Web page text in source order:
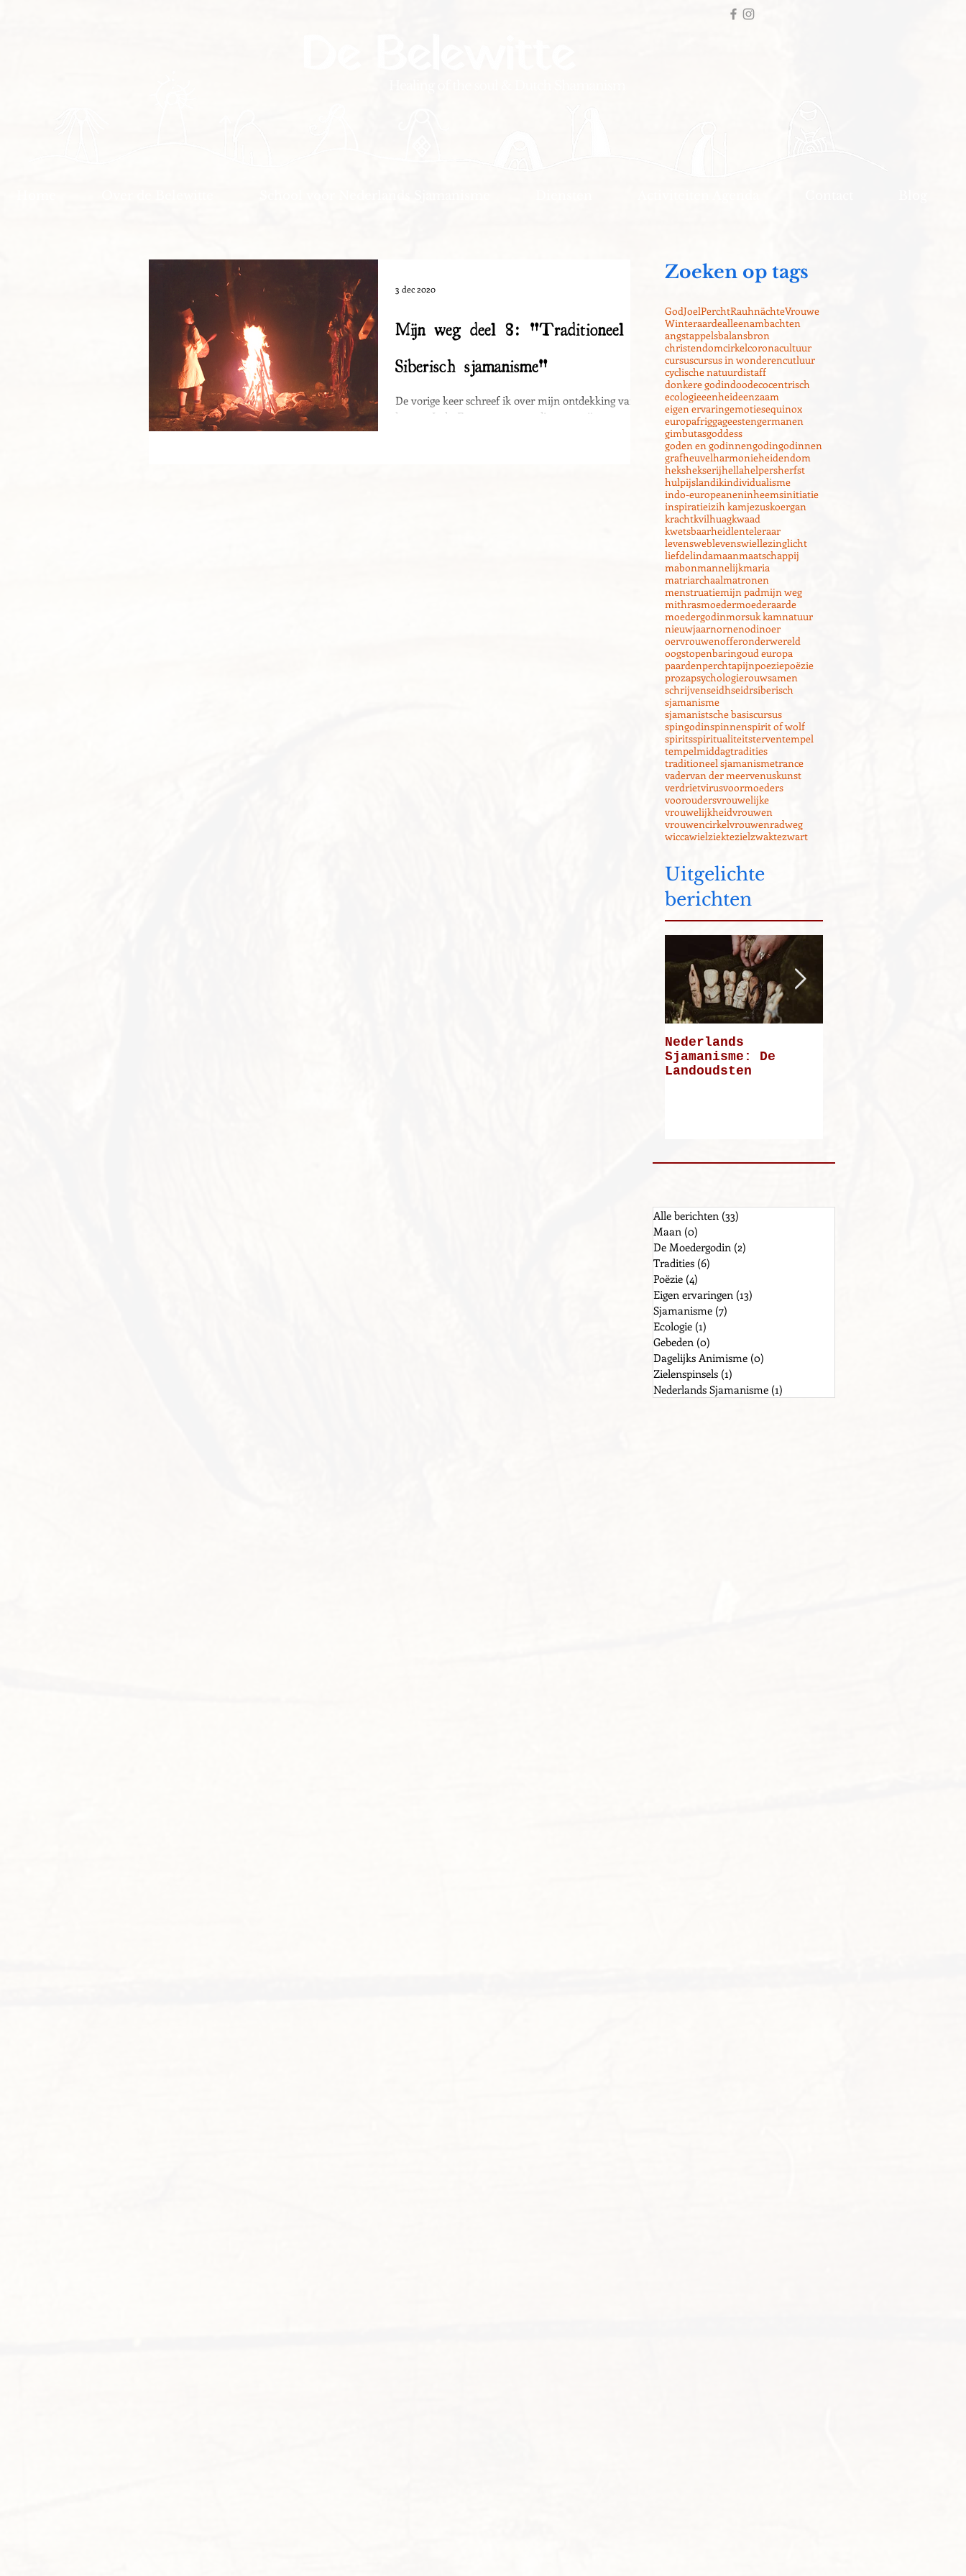
Mijn weg deel 8: "Traditioneel
Siberisch sjamanisme"
De vorige keer schreef ik over mijn ontdekking van
het pre-Indo-Europese en wat dit voor mij op
3 dec 2020
Zoeken op tags
GodJoelPerchtRauhnächteVrouwe
Winteraardealleenambachten
angstappelsbalansbron
christendomcirkelcoronacultuur
cursuscursus in wonderencutluur
cyclische natuurdistaff
donkere godindoodecocentrisch
ecologieeenheideenzaam
eigen ervaringemotiesequinox
europafriggageestengermanen
gimbutasgoddess
goden en godinnengodingodinnen
grafheuvelharmonieheidendom
hekshekserijhellahelpersherfst
hulpijslandikindividualisme
indo-europeaneninheemsinitiatie
inspiratieizih kamjezuskoergan
krachtkvilhuagkwaad
kwetsbaarheidlenteleraar
levensweblevenswiellezinglicht
liefdelindamaanmaatschappij
mabonmannelijkmaria
matriarchaalmatronen
menstruatiemijn padmijn weg
mithrasmoedermoederaarde
moedergodinmorsuk kamnatuur
nieuwjaarnornenodinoer
oervrouwenofferonderwereld
oogstopenbaringoud europa
paardenperchtapijnpoeziepoëzie
prozapsychologierouwsamen
schrijvenseidhseidrsiberisch
sjamanisme
sjamanistsche basiscursus
spingodinspinnenspirit of wolf
spiritsspiritualiteitsterventempel
tempelmiddagtradities
traditioneel sjamanismetrance
vadervan der meervenuskunst
verdrietvirusvoormoeders
vooroudersvrouwelijke
vrouwelijkheidvrouwen
vrouwencirkelvrouwenradweg
wiccawielziektezielzwaktezwart
Uitgelichte
berichten
Nederlands
Sjamanisme: De
Landoudsten
Alle berichten (33)
Maan (0)
De Moedergodin (2)
Tradities (6)
Poëzie (4)
Eigen ervaringen (13)
Sjamanisme (7)
Ecologie (1)
Gebeden (0)
Dagelijks Animisme (0)
Zielenspinsels (1)
Nederlands Sjamanisme (1)